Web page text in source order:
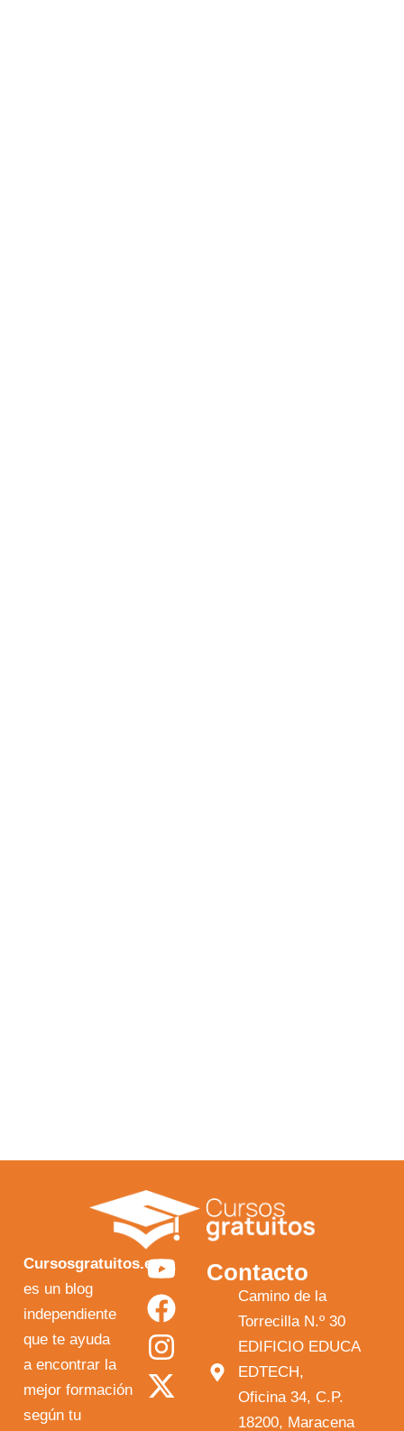
Cursosgratuitos.es
es un blog
independiente
que te ayuda
a encontrar la
mejor formación
según tu
Y
o
u
t
u
F
a
c
e
b
I
n
s
t
a
X
-
t
w
i
Contacto
Camino de la
Torrecilla N.º 30
EDIFICIO EDUCA
EDTECH,
Oficina 34, C.P.
18200, Maracena